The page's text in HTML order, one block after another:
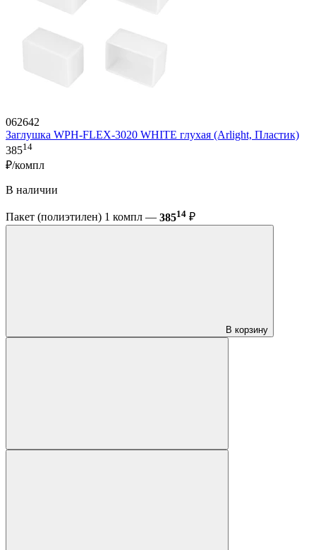
062642
Заглушка WPH-FLEX-3020 WHITE глухая (Arlight, Пластик)
38514
₽/компл
В наличии
Пакет (полиэтилен) 1 компл — 38514 ₽
В корзину